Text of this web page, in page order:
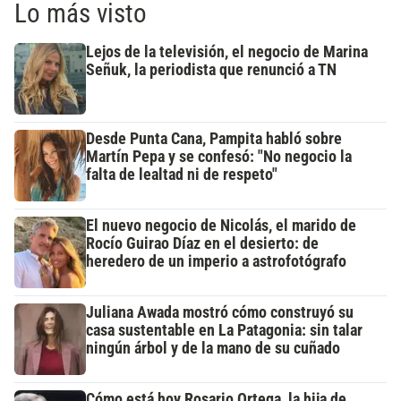
Lo más visto
Lejos de la televisión, el negocio de Marina
Señuk, la periodista que renunció a TN
Desde Punta Cana, Pampita habló sobre
Martín Pepa y se confesó: "No negocio la
falta de lealtad ni de respeto"
El nuevo negocio de Nicolás, el marido de
Rocío Guirao Díaz en el desierto: de
heredero de un imperio a astrofotógrafo
Juliana Awada mostró cómo construyó su
casa sustentable en La Patagonia: sin talar
ningún árbol y de la mano de su cuñado